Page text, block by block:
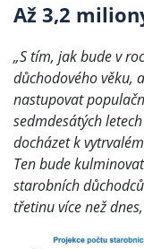
Až 3,2
„S tím, jak bude v
důchodového věku,
nastupovat
sedmdesátých
docházet k
Ten bude
starobních
třetinu více než